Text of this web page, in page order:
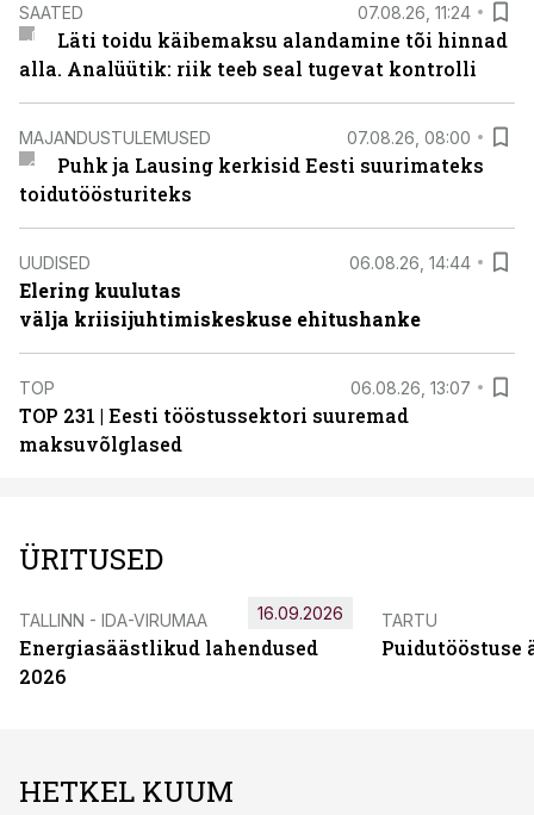
SAATED 07.08.26, 11:24
Läti toidu käibemaksu alandamine tõi hinnad
alla. Analüütik: riik teeb seal tugevat kontrolli
MAJANDUSTULEMUSED 07.08.26, 08:00
Puhk ja Lausing kerkisid Eesti suurimateks
toidutöösturiteks
UUDISED 06.08.26, 14:44
Elering kuulutas
välja kriisijuhtimiskeskuse ehitushanke
TOP 06.08.26, 13:07
TOP 231 | Eesti tööstussektori suuremad
maksuvõlglased
ÜRITUSED
TALLINN - IDA-VIRUMAA
Energiasäästlikud lahendused
2026
16.09.2026 TARTU
Puidutööstuse
HETKEL KUUM